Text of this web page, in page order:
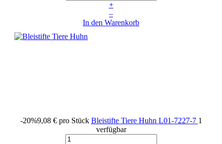
+
–
In den Warenkorb
-20%9,08 € pro Stück Bleistifte Tiere Huhn L01-7227-7 1
verfügbar